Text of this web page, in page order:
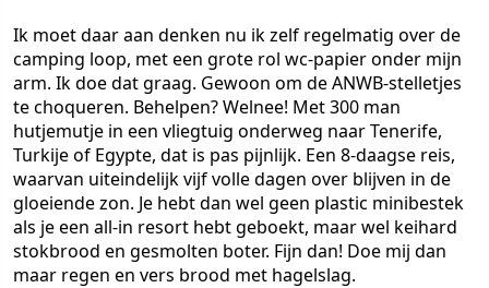
Ik moet daar aan denken nu ik zelf regelmatig over de
camping loop, met een grote rol wc-papier onder mijn
arm. Ik doe dat graag. Gewoon om de ANWB-stelletjes
te choqueren. Behelpen? Welnee! Met 300 man
hutjemutje in een vliegtuig onderweg naar Tenerife,
Turkije of Egypte, dat is pas pijnlijk. Een 8-daagse reis,
waarvan uiteindelijk vijf volle dagen over blijven in de
gloeiende zon. Je hebt dan wel geen plastic minibestek
als je een all-in resort hebt geboekt, maar wel keihard
stokbrood en gesmolten boter. Fijn dan! Doe mij dan
maar regen en vers brood met hagelslag.